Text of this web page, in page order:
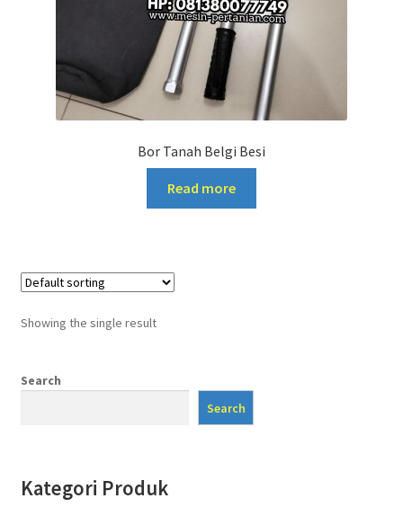
Bor Tanah Belgi Besi
Read more
Showing the single result
Search
Search
Kategori Produk